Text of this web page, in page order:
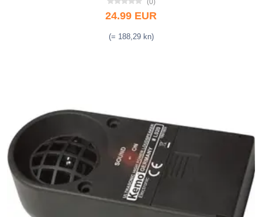
(0)
24.99 EUR
(= 188,29 kn)